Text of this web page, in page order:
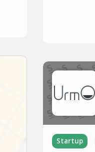
Startup